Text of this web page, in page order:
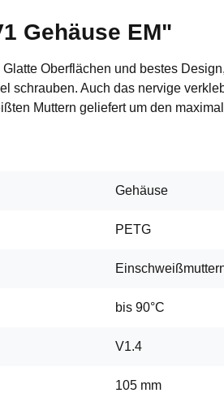
Gehäuse EM"
Oberflächen und bestes
Auch das nervige
Muttern geliefert um den
Gehäuse
PETG
bis 90°C
V1.4
105 mm